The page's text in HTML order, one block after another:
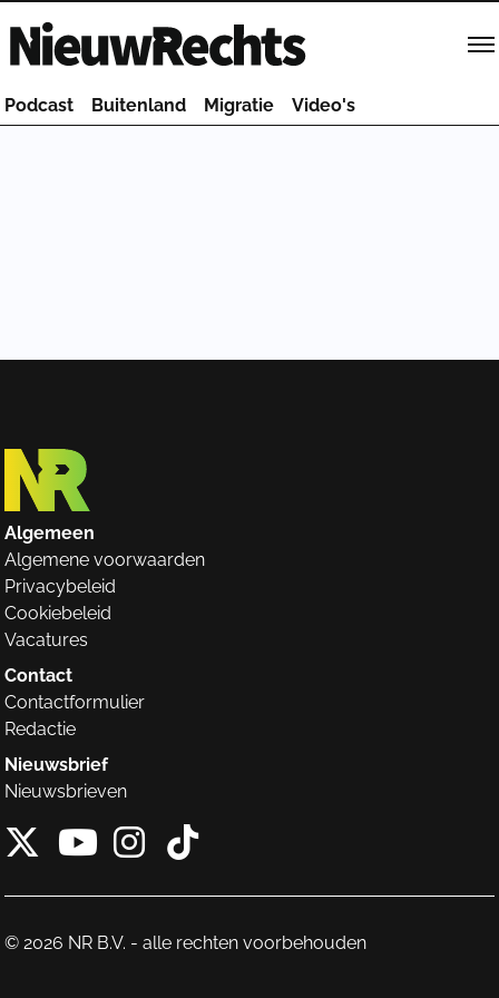
Homepage van NieuwRechts
Podcast Buitenland Migratie Video's
Algemeen
Algemene voorwaarden
Privacybeleid
Cookiebeleid
Vacatures
Contact
Contactformulier
Redactie
Nieuwsbrief
Nieuwsbrieven
X van NieuwRechts
Instagram van
Tiktok van
© 2026 NR B.V. - alle rechten voorbehouden